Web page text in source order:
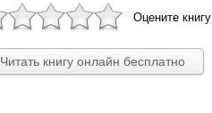
Оцените книгу
Читать книгу онлайн бесплатно